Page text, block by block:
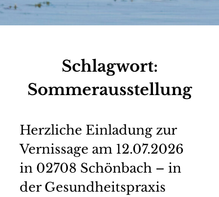
Schlagwort:
Sommerausstellung
Herzliche Einladung zur
Vernissage am 12.07.2026
in 02708 Schönbach – in
der Gesundheitspraxis